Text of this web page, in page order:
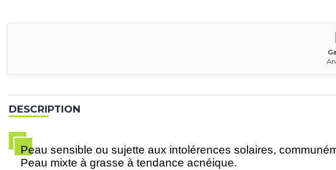
DESCRIPTION
Peau sensible ou sujette aux intolérences solaires,
Peau mixte à grasse à tendance acnéique.